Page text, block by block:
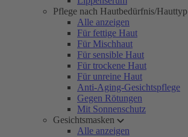
Pflege nach Hautbedürfnis/Hauttyp
Alle anzeigen
Für fettige Haut
Für Mischhaut
Für sensible Haut
Für trockene Haut
Für unreine Haut
Anti-Aging-Gesichtspflege
Gegen Rötungen
Mit Sonnenschutz
Gesichtsmasken
Alle anzeigen